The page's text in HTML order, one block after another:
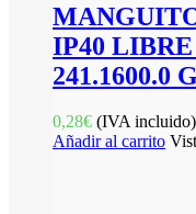
IP40
241.1600.0
0,28€ (IVA incluido)
Añadir al carrito